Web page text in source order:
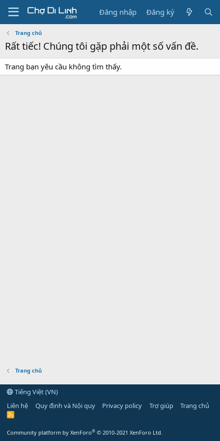
Đăng nhập Đăng ký
Trang chủ
Rất tiếc! Chúng tôi gặp phải một số vấn đề.
Trang bạn yêu cầu không tìm thấy.
Trang chủ
Tiếng Việt (VN)
Liên hệ
Quy định và Nội quy Privacy policy Trợ giúp Trang chủ
R
Community platform by XenForo® © 2010-2021 XenForo Ltd.